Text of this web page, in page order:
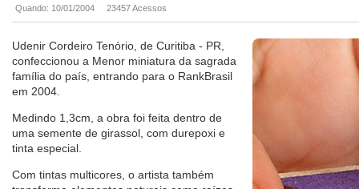
Quando: 10/01/2004 23457 Acessos
Udenir Cordeiro Tenório, de Curitiba - PR,
confeccionou a Menor miniatura da sagrada
família do país, entrando para o RankBrasil
em 2004.
Medindo 1,3cm, a obra foi feita dentro de
uma semente de girassol, com durepoxi e
tinta especial.
Com tintas multicores, o artista também